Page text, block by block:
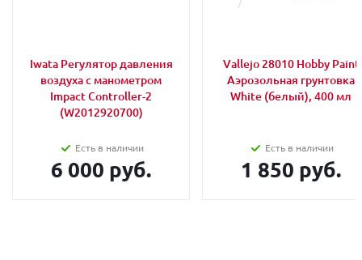
Iwata Регулятор давления
воздуха с манометром
Impact Controller-2
(W2012920700)
Есть в наличии
6 000 руб.
Vallejo 28010 Hobby Paint
Аэрозольная грунтовка
White (белый), 400 мл
Есть в наличии
1 850 руб.